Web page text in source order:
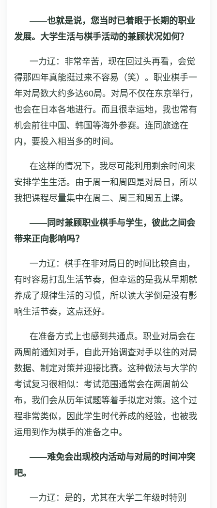
——也就是说，您当时已着眼于长期的职业
发展。大学生活与棋手活动的兼顾状况如何？
一力辽：非常辛苦，现在回过头再看，会觉
得那四年真能挺过来不容易（笑）。职业棋手一
年对局数大约多达60局。对局不仅在东京举行，
也会在日本各地进行。而且很幸运地，我也常有
机会前往中国、韩国等海外参赛。连同旅途在
内，要投入相当多的时间。
在这样的情况下，我尽可能利用剩余时间来
安排学生生活。由于周一和周四是对局日，所以
我把课程尽量集中在周二、周三和周五上课。
——同时兼顾职业棋手与学生，彼此之间会
带来正向影响吗？
一力辽：棋手在非对局日的时间比较自由，
有时容易打乱生活节奏，但幸运的是我从早期就
养成了规律生活的习惯，所以读大学倒是没有影
响生活节奏，这点还好。
在准备方式上也感到共通点。职业对局会在
两周前通知对手，自此开始调查对手以往的对局
数据、制定对策并迎接比赛。这种做法与大学的
考试复习很相似：考试范围通常会在两周前公
布，我们会从历年试题等着手拟定对策。这个过
程非常类似，因此学生时代养成的经验，也被我
运用到作为棋手的准备之中。
——难免会出现校内活动与对局的时间冲突
吧。
一力辽：是的，尤其在大学二年级时特别